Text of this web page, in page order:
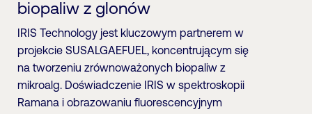
biopaliw z glonów
IRIS Technology jest kluczowym partnerem w
projekcie SUSALGAEFUEL, koncentrującym się
na tworzeniu zrównoważonych biopaliw z
mikroalg. Doświadczenie IRIS w spektroskopii
Ramana i obrazowaniu fluorescencyjnym